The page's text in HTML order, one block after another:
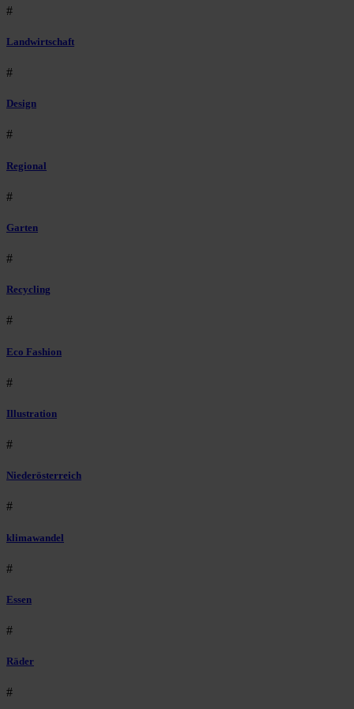
#
Landwirtschaft
#
Design
#
Regional
#
Garten
#
Recycling
#
Eco Fashion
#
Illustration
#
Niederösterreich
#
klimawandel
#
Essen
#
Räder
#